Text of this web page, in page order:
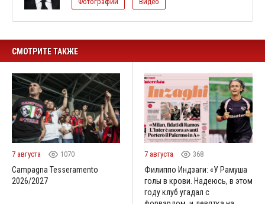
СМОТРИТЕ ТАКЖЕ
7 августа 1070
Campagna Tesseramento
2026/2027
7 августа 368
Филиппо Индзаги: «У Рамуша
голы в крови. Надеюсь, в этом
году клуб угадал с